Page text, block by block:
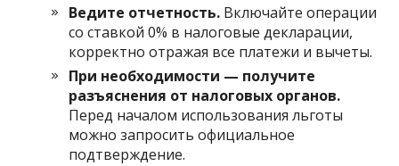
Ведите отчетность. Включайте операции
со ставкой 0% в налоговые декларации,
корректно отражая все платежи и вычеты.
При необходимости — получите
разъяснения от налоговых органов.
Перед началом использования льготы
можно запросить официальное
подтверждение.